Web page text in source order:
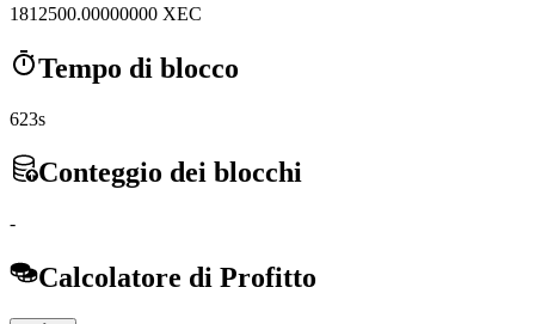
1812500.00000000 XEC
Tempo di blocco
623s
Conteggio dei blocchi
-
Calcolatore di Profitto